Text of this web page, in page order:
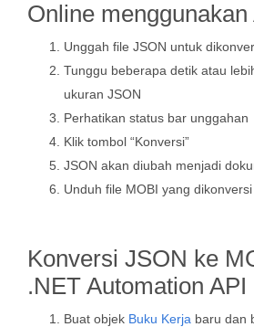
Online menggunakan
Unggah file JSON untuk
Tunggu beberapa detik atau
ukuran JSON
Perhatikan status bar unggahan
Klik tombol “Konversi”
JSON akan diubah menjadi
Unduh file MOBI yang dikonversi
Konversi JSON ke
.NET Automation API
Buat objek Buku Kerja baru dan